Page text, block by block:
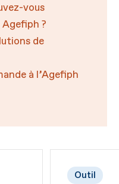
vous
?
de
à l’Agefiph
Outil